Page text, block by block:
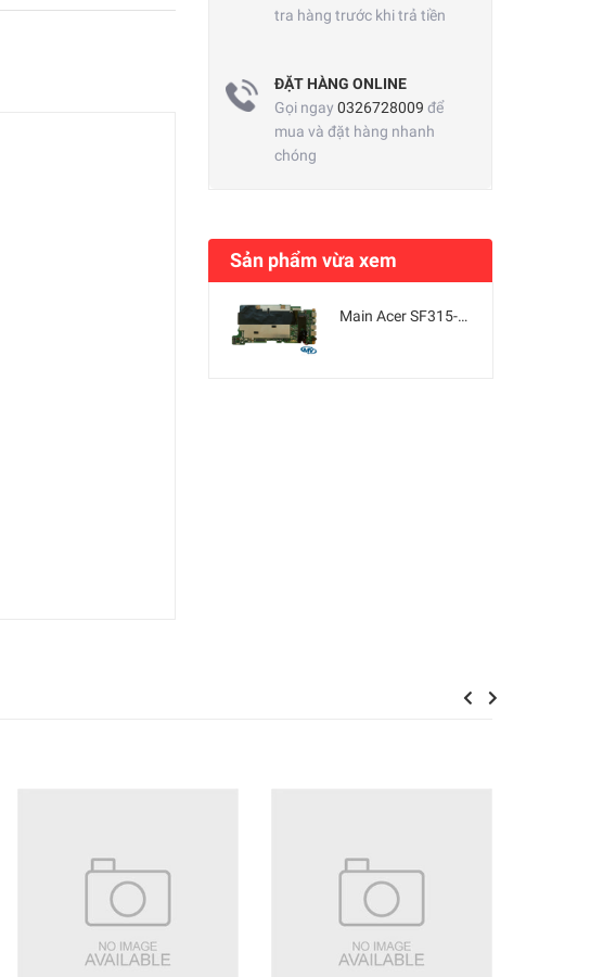
tra hàng trước khi trả tiền
ĐẶT HÀNG ONLINE
Gọi ngay 0326728009 để
mua và đặt hàng nhanh
chóng
Sản phẩm vừa xem
Main Acer SF315-41 SF315-41G AMD Ryzen 5-2500U
Previous
Next